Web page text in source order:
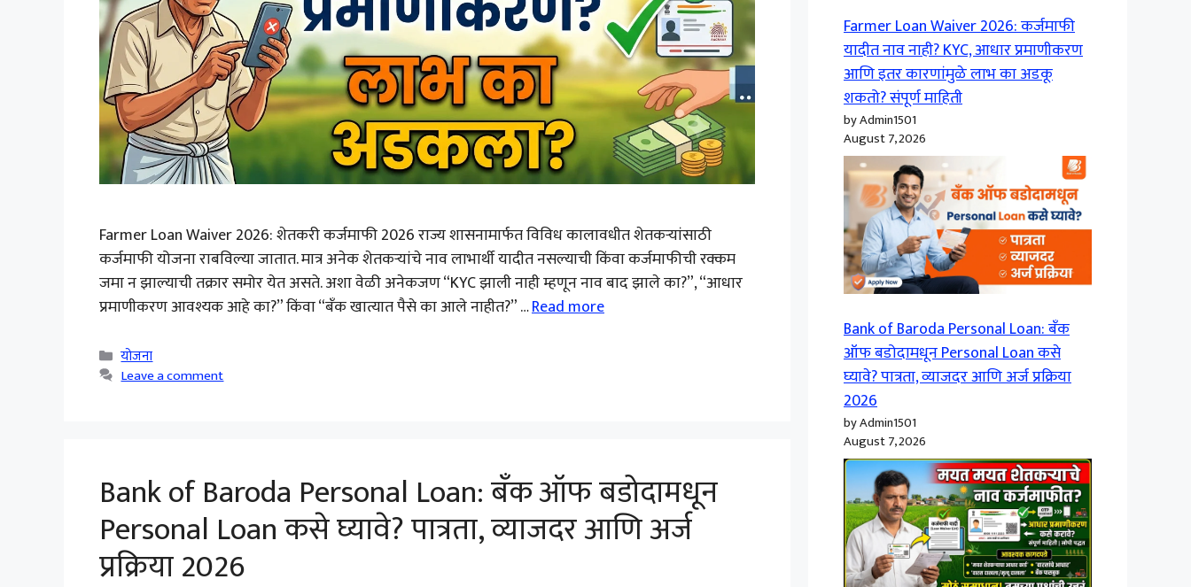
Farmer Loan Waiver 2026: शेतकरी कर्जमाफी 2026 राज्य शासनामार्फत विविध कालावधीत शेतकऱ्यांसाठी
कर्जमाफी योजना राबविल्या जातात. मात्र अनेक शेतकऱ्यांचे नाव लाभार्थी यादीत नसल्याची किंवा कर्जमाफीची रक्कम
जमा न झाल्याची तक्रार समोर येत असते. अशा वेळी अनेकजण “KYC झाली नाही म्हणून नाव बाद झाले का?”, “आधार
प्रमाणीकरण आवश्यक आहे का?” किंवा “बँक खात्यात पैसे का आले नाहीत?” …Read more
Categories
योजना
Leave a comment
Bank of Baroda Personal Loan: बँक ऑफ बडोदामधून
Personal Loan कसे घ्यावे? पात्रता, व्याजदर आणि अर्ज
प्रक्रिया 2026
Farmer Loan Waiver 2026: कर्जमाफी
यादीत नाव नाही? KYC, आधार प्रमाणीकरण
आणि इतर कारणांमुळे लाभ का अडकू
शकतो? संपूर्ण माहिती
by Admin1501
August 7, 2026
Bank of Baroda Personal Loan: बँक
ऑफ बडोदामधून Personal Loan कसे
घ्यावे? पात्रता, व्याजदर आणि अर्ज प्रक्रिया
2026
by Admin1501
August 7, 2026